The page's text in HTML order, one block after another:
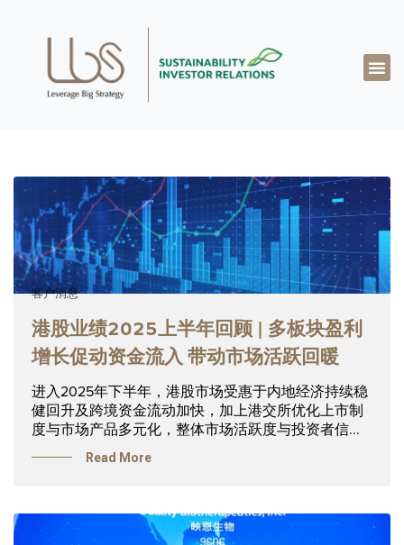
客户消息
港股业绩2025上半年回顾 | 多板块盈利
增长促动资金流入 带动市场活跃回暖
进入2025年下半年，港股市场受惠于内地经济持续稳
健回升及跨境资金流动加快，加上港交所优化上市制
度与市场产品多元化，整体市场活跃度与投资者信...
Read More